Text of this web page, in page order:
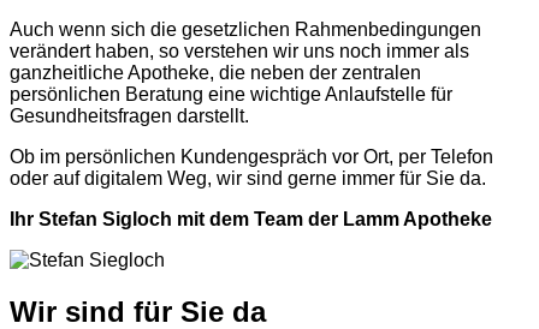
Auch wenn sich die gesetzlichen Rahmenbedingungen
verändert haben, so verstehen wir uns noch immer als
ganzheitliche Apotheke, die neben der zentralen
persönlichen Beratung eine wichtige Anlaufstelle für
Gesundheitsfragen darstellt.
Ob im persönlichen Kundengespräch vor Ort, per Telefon
oder auf digitalem Weg, wir sind gerne immer für Sie da.
Ihr Stefan Sigloch mit dem Team der Lamm Apotheke
Wir sind für Sie da